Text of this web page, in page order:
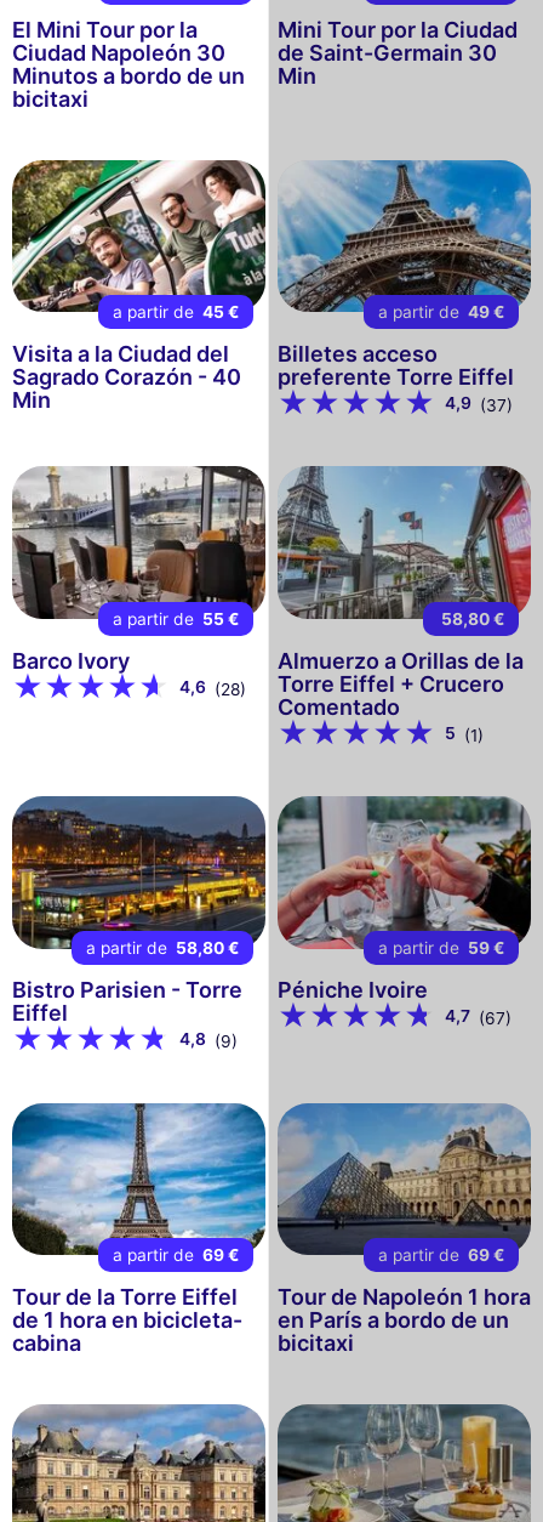
El Mini Tour por la
Ciudad Napoleón 30
Minutos a bordo de un
bicitaxi
Mini Tour por la Ciudad
de Saint-Germain 30
Min
a partir de 45 €
Visita a la Ciudad del
Sagrado Corazón - 40
Min
a partir de 49 €
Billetes acceso
preferente Torre Eiffel
4,9 (37)
a partir de 55 €
Barco Ivory
4,6 (28)
58,80 €
Almuerzo a Orillas de la
Torre Eiffel + Crucero
Comentado
5 (1)
a partir de 58,80 €
Bistro Parisien - Torre
Eiffel
4,8 (9)
a partir de 59 €
Péniche Ivoire
4,7 (67)
a partir de 69 €
Tour de la Torre Eiffel
de 1 hora en bicicleta-
cabina
a partir de 69 €
Tour de Napoleón 1 hora
en París a bordo de un
bicitaxi